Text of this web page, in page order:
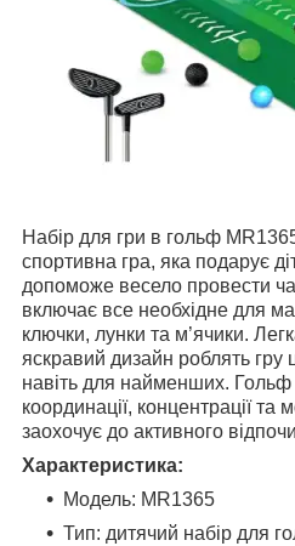
Набір для гри в гольф
спортивна гра, яка подарує
допоможе весело провести
включає все необхідне для
ключки, лунки та м’ячики.
яскравий дизайн роблять гру
навіть для найменших. Гольф
координації, концентрації та
заохочує до активного
Характеристика:
Модель: MR1365
Тип: дитячий набір для